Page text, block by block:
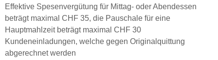
Effektive Spesenvergütung für Mittag- oder Abendessen
beträgt maximal CHF 35, die Pauschale für eine
Hauptmahlzeit beträgt maximal CHF 30
Kundeneinladungen, welche gegen Originalquittung
abgerechnet werden